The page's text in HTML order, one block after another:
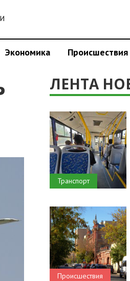
Экономика Происшествия
ЛЕНТА
Транспорт
Происшествия